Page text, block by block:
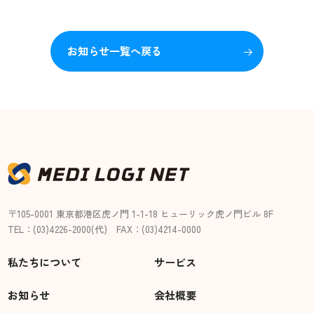
お知らせ一覧へ戻る
〒105-0001 東京都港区虎ノ門 1-1-18 ヒューリック虎ノ門ビル 8F
TEL： (03)4226-2000(代) FAX：(03)4214-0000
私たちについて サービス
お知らせ 会社概要